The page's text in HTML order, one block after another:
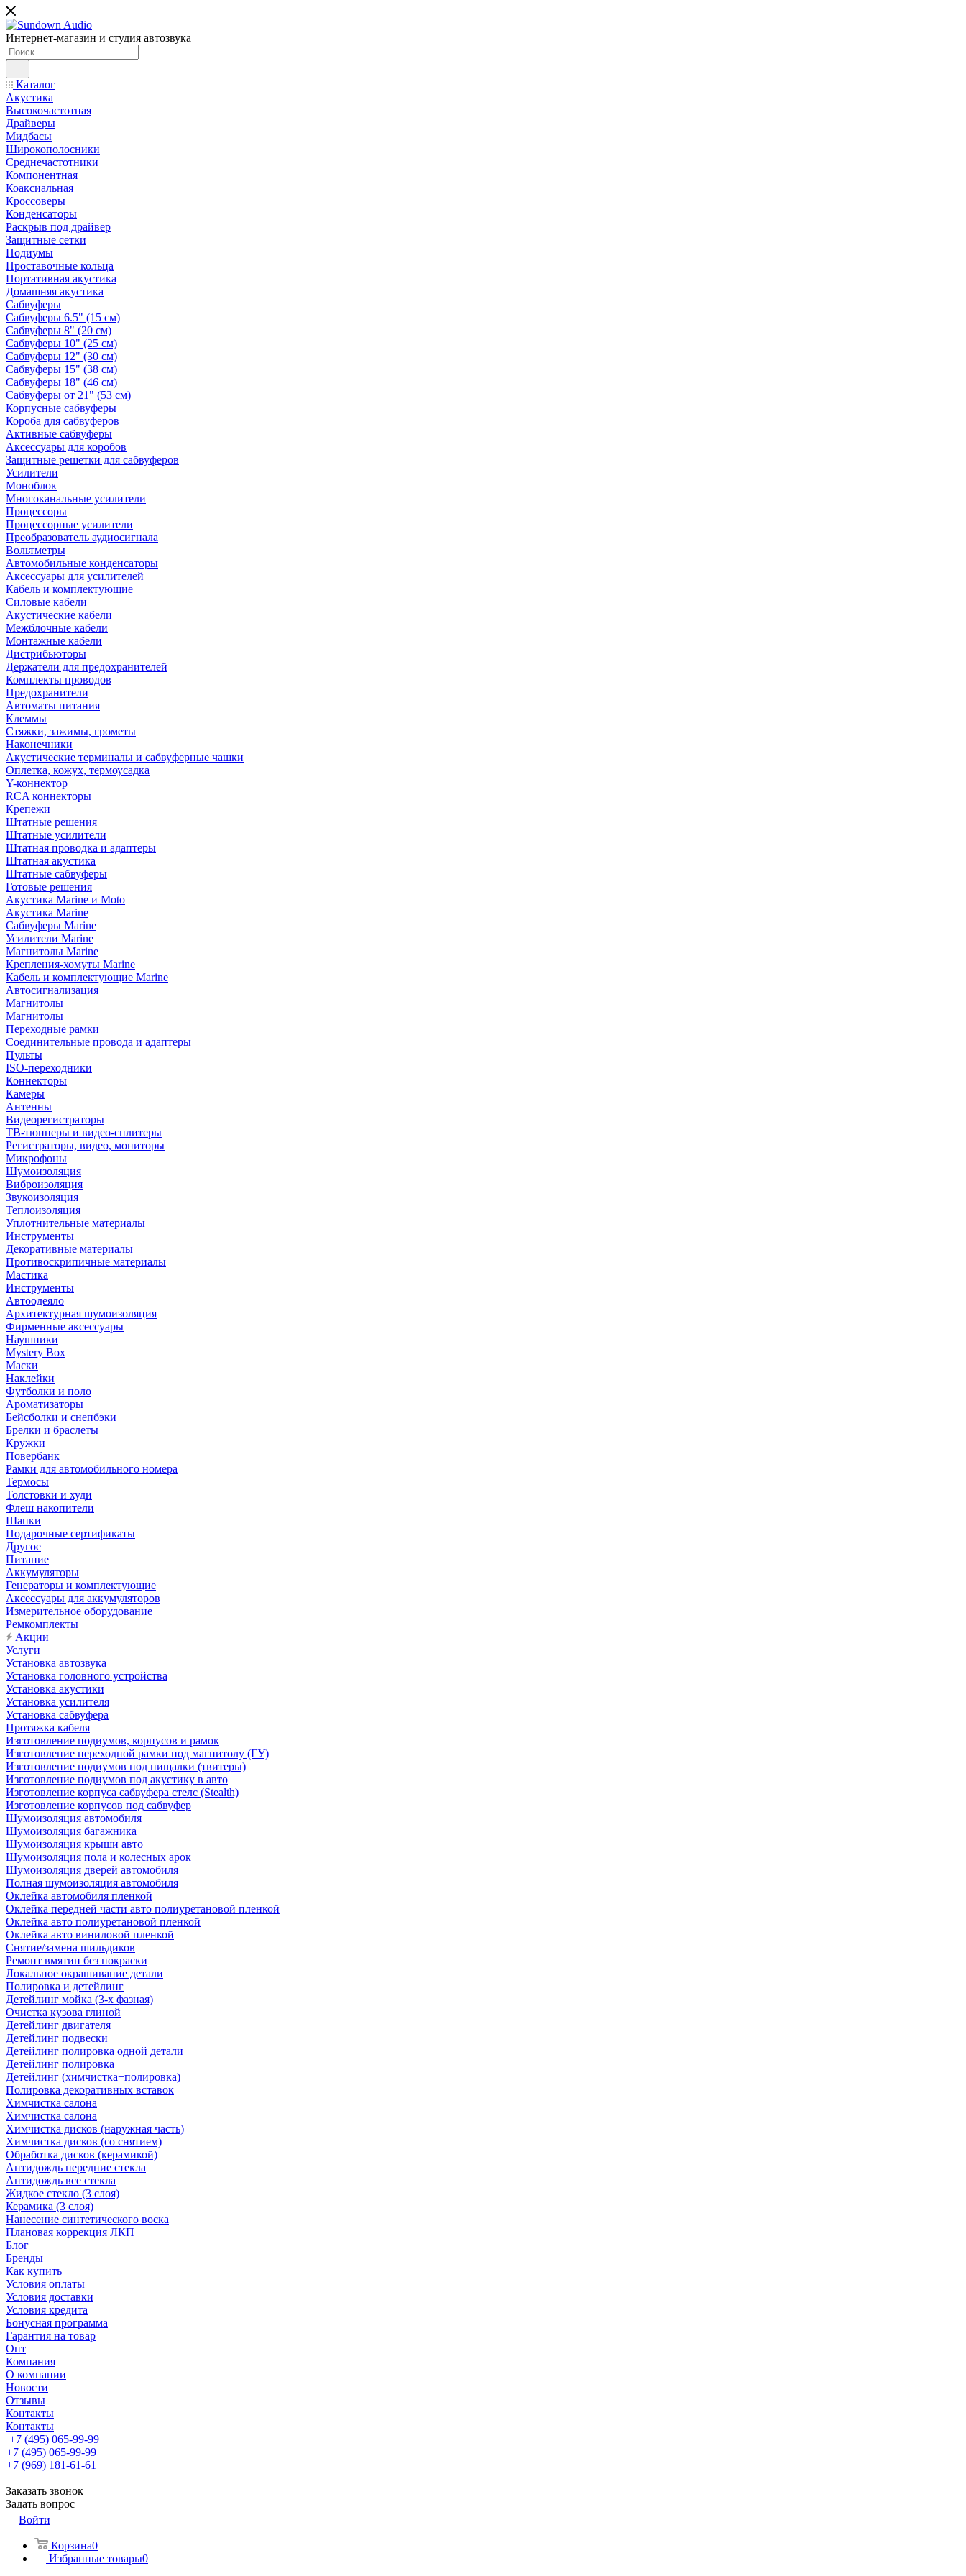
Интернет-магазин и студия автозвука
Каталог
Акустика
Высокочастотная
Драйверы
Мидбасы
Широкополосники
Среднечастотники
Компонентная
Коаксиальная
Кроссоверы
Конденсаторы
Раскрыв под драйвер
Защитные сетки
Подиумы
Проставочные кольца
Портативная акустика
Домашняя акустика
Сабвуферы
Сабвуферы 6.5" (15 см)
Сабвуферы 8" (20 см)
Сабвуферы 10" (25 см)
Сабвуферы 12" (30 см)
Сабвуферы 15" (38 см)
Сабвуферы 18" (46 см)
Сабвуферы от 21" (53 см)
Корпусные сабвуферы
Короба для сабвуферов
Активные сабвуферы
Аксессуары для коробов
Защитные решетки для сабвуферов
Усилители
Моноблок
Многоканальные усилители
Процессоры
Процессорные усилители
Преобразователь аудиосигнала
Вольтметры
Автомобильные конденсаторы
Аксессуары для усилителей
Кабель и комплектующие
Силовые кабели
Акустические кабели
Межблочные кабели
Монтажные кабели
Дистрибьюторы
Держатели для предохранителей
Комплекты проводов
Предохранители
Автоматы питания
Клеммы
Стяжки, зажимы, грометы
Наконечники
Акустические терминалы и сабвуферные чашки
Оплетка, кожух, термоусадка
Y-коннектор
RCA коннекторы
Крепежи
Штатные решения
Штатные усилители
Штатная проводка и адаптеры
Штатная акустика
Штатные сабвуферы
Готовые решения
Акустика Marine и Moto
Акустика Marine
Сабвуферы Marine
Усилители Marine
Магнитолы Marine
Крепления-хомуты Marine
Кабель и комплектующие Marine
Автосигнализация
Магнитолы
Магнитолы
Переходные рамки
Соединительные провода и адаптеры
Пульты
ISO-переходники
Коннекторы
Камеры
Антенны
Видеорегистраторы
ТВ-тюннеры и видео-сплитеры
Регистраторы, видео, мониторы
Микрофоны
Шумоизоляция
Виброизоляция
Звукоизоляция
Теплоизоляция
Уплотнительные материалы
Инструменты
Декоративные материалы
Противоскрипичные материалы
Мастика
Инструменты
Автоодеяло
Архитектурная шумоизоляция
Фирменные аксессуары
Наушники
Mystery Box
Маски
Наклейки
Футболки и поло
Ароматизаторы
Бейсболки и снепбэки
Брелки и браслеты
Кружки
Повербанк
Рамки для автомобильного номера
Термосы
Толстовки и худи
Флеш накопители
Шапки
Подарочные сертификаты
Другое
Питание
Аккумуляторы
Генераторы и комплектующие
Аксессуары для аккумуляторов
Измерительное оборудование
Ремкомплекты
Акции
Услуги
Установка автозвука
Установка головного устройства
Установка акустики
Установка усилителя
Установка сабвуфера
Протяжка кабеля
Изготовление подиумов, корпусов и рамок
Изготовление переходной рамки под магнитолу (ГУ)
Изготовление подиумов под пищалки (твитеры)
Изготовление подиумов под акустику в авто
Изготовление корпуса сабвуфера стелс (Stealth)
Изготовление корпусов под сабвуфер
Шумоизоляция автомобиля
Шумоизоляция багажника
Шумоизоляция крыши авто
Шумоизоляция пола и колесных арок
Шумоизоляция дверей автомобиля
Полная шумоизоляция автомобиля
Оклейка автомобиля пленкой
Оклейка передней части авто полиуретановой пленкой
Оклейка авто полиуретановой пленкой
Оклейка авто виниловой пленкой
Снятие/замена шильдиков
Ремонт вмятин без покраски
Локальное окрашивание детали
Полировка и детейлинг
Детейлинг мойка (3-х фазная)
Очистка кузова глиной
Детейлинг двигателя
Детейлинг подвески
Детейлинг полировка одной детали
Детейлинг полировка
Детейлинг (химчистка+полировка)
Полировка декоративных вставок
Химчистка салона
Химчистка салона
Химчистка дисков (наружная часть)
Химчистка дисков (со снятием)
Обработка дисков (керамикой)
Антидождь передние стекла
Антидождь все стекла
Жидкое стекло (3 слоя)
Керамика (3 слоя)
Нанесение синтетического воска
Плановая коррекция ЛКП
Блог
Бренды
Как купить
Условия оплаты
Условия доставки
Условия кредита
Бонусная программа
Гарантия на товар
Опт
Компания
О компании
Новости
Отзывы
Контакты
Контакты
+7 (495) 065-99-99
+7 (495) 065-99-99
+7 (969) 181-61-61
Заказать звонок
Задать вопрос
Войти
Корзина0
Избранные товары0